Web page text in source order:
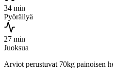
34 min
Pyöräilyä
27 min
Juoksua
Arviot perustuvat 70kg painoisen